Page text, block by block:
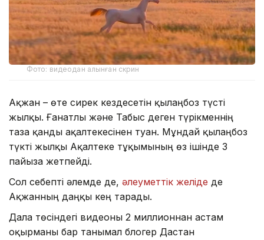
Фото: видеодан алынған скрин
Ақжан – өте сирек кездесетін қылаңбоз түсті
жылқы. Ғанатлы және Табыс деген түрікменнің
таза қанды ақалтекесінен туған. Мұндай қылаңбоз
түкті жылқы Ақалтеке тұқымының өз ішінде 3
пайызға жетпейді.
Сол себепті әлемде де, әлеуметтік желіде де
Ақжанның даңқы кең тарады.
Дала төсіндегі видеоны 2 миллионнан астам
оқырманы бар танымал блогер Дастан